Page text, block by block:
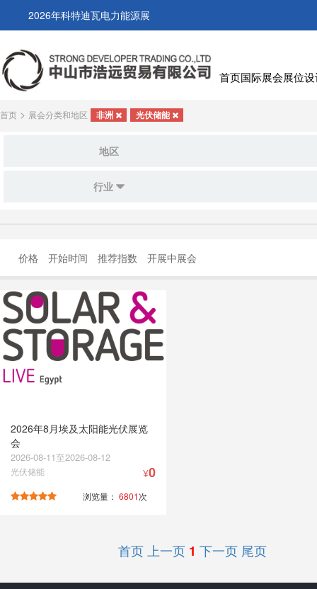
2026年科特迪瓦电力能源展
首页国际展会展位
首页 > 展会分类和地区 非洲 光伏储能
地区
行业
价格 开始时间 推荐指数 开展中展会
2026年8月埃及太阳能光伏展览
会
2026-08-11至2026-08-12
光伏储能 ¥0
浏览量： 6801次
首页 上一页 1 下一页 尾页